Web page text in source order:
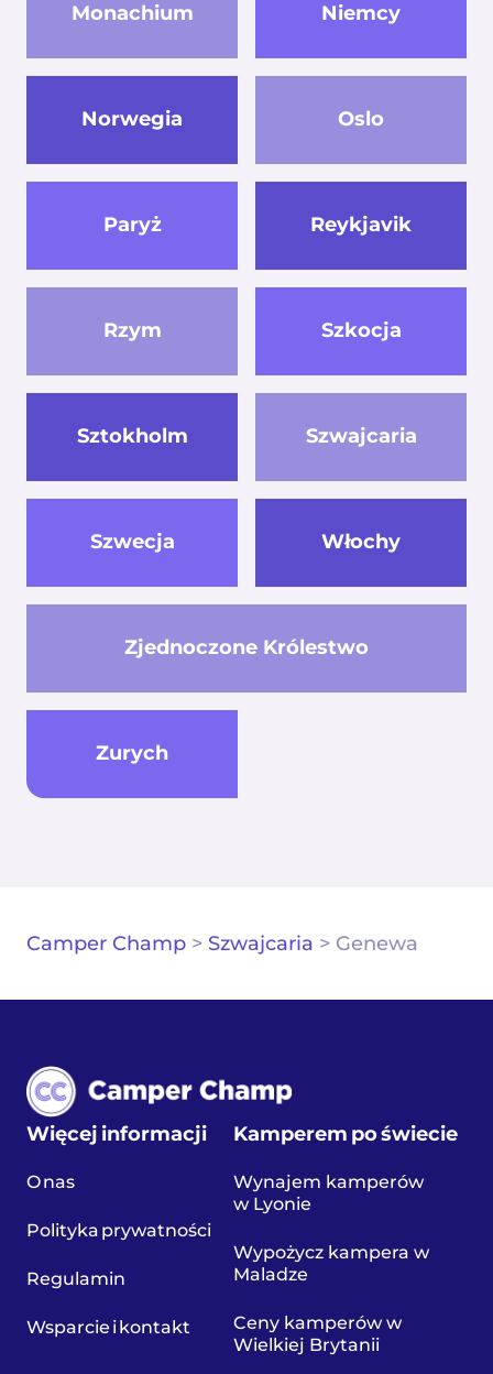
Monachium Niemcy
Norwegia Oslo
Paryż Reykjavik
Rzym Szkocja
Sztokholm Szwajcaria
Szwecja Włochy
Zjednoczone Królestwo
Zurych
Camper Champ > Szwajcaria > Genewa
Więcej informacji
O nas
Polityka prywatności
Regulamin
Wsparcie i kontakt
Kamperem po świecie
Wynajem kamperów
w Lyonie
Wypożycz kampera w
Maladze
Ceny kamperów w
Wielkiej Brytanii